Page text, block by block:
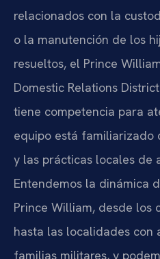
relacionados con la
o la manutención de los
resueltos, el Prince
Domestic Relations
tiene competencia para
equipo está familiarizado
y las prácticas locales de
Entendemos la dinámica
Prince William, desde los
hasta las localidades con
familias militares, y